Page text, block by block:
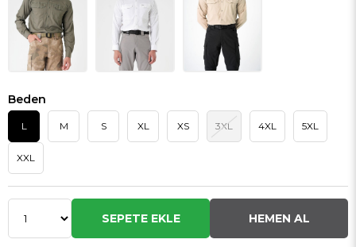
Beden
L M S XL XS 3XL 4XL 5XL
XXL